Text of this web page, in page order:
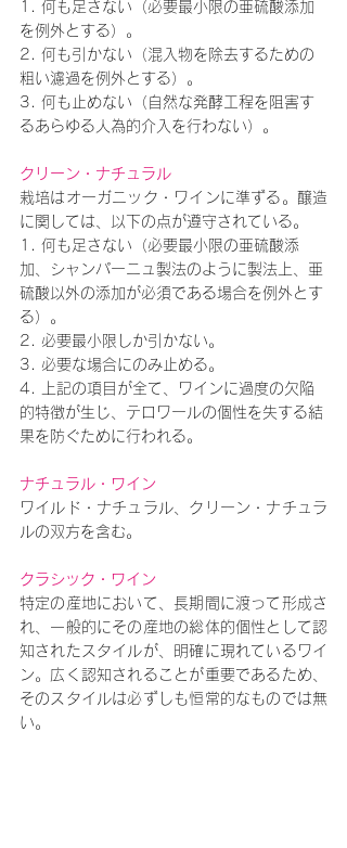
1. 何も足さない（必要最小限の亜硫酸添加
を例外とする）。
2. 何も引かない（混入物を除去するための
粗い濾過を例外とする）。
3. 何も止めない（自然な発酵工程を阻害す
るあらゆる人為的介入を行わない）。
クリーン・ナチュラル
栽培はオーガニック・ワインに準ずる。醸造
に関しては、以下の点が遵守されている。
1. 何も足さない（必要最小限の亜硫酸添
加、シャンパーニュ製法のように製法上、亜
硫酸以外の添加が必須である場合を例外とす
る）。
2. 必要最小限しか引かない。
3. 必要な場合にのみ止める。
4. 上記の項目が全て、ワインに過度の欠陥
的特徴が生じ、テロワールの個性を失する結
果を防ぐために行われる。
ナチュラル・ワイン
ワイルド・ナチュラル、クリーン・ナチュラ
ルの双方を含む。
クラシック・ワイン
特定の産地において、長期間に渡って形成さ
れ、一般的にその産地の総体的個性として認
知されたスタイルが、明確に現れているワイ
ン。広く認知されることが重要であるため、
そのスタイルは必ずしも恒常的なものでは無
い。